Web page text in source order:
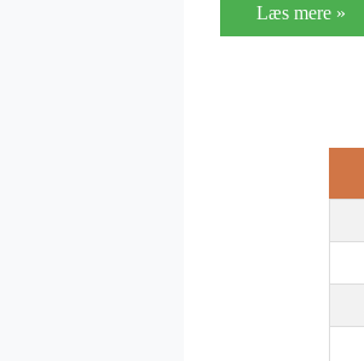
Læs mere »